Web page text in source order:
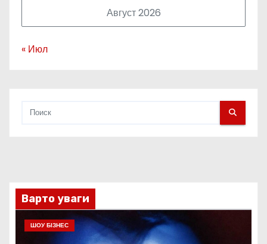
Август 2026
« Июл
Варто уваги
ШОУ БІЗНЕС